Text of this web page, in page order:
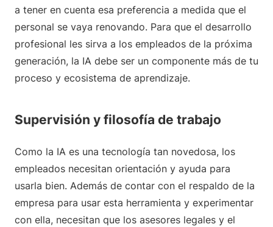
a tener en cuenta esa preferencia a medida que el
personal se vaya renovando. Para que el desarrollo
profesional les sirva a los empleados de la próxima
generación, la IA debe ser un componente más de tu
proceso y ecosistema de aprendizaje.
Supervisión y filosofía de trabajo
Como la IA es una tecnología tan novedosa, los
empleados necesitan orientación y ayuda para
usarla bien. Además de contar con el respaldo de la
empresa para usar esta herramienta y experimentar
con ella, necesitan que los asesores legales y el